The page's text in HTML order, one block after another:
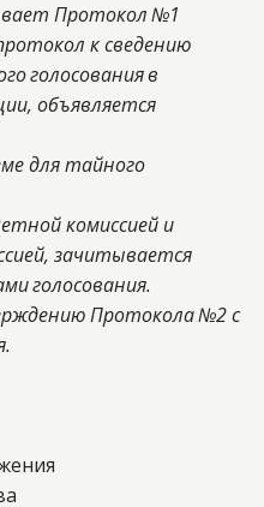
Протокол№1
к сведению
голосованияв
объявляется
для тайного
комиссией и
зачитывается
голосования.
Протокола№2 с